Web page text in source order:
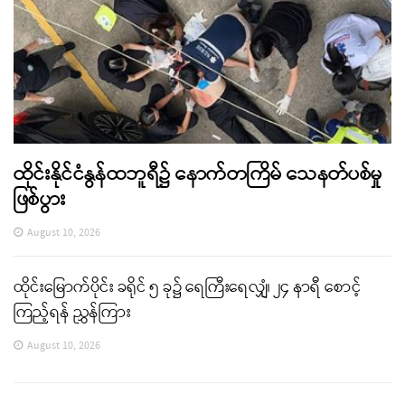
ထိုင်းနိုင်ငံနွန်ထဘူရီ၌ နောက်တကြိမ် သေနတ်ပစ်မှု
ဖြစ်ပွား
August 10, 2026
ထိုင်းမြောက်ပိုင်း ခရိုင် ၅ ခု၌ ရေကြီးရေလျှံ၊ ၂၄ နာရီ စောင့်
ကြည့်ရန် ညွှန်ကြား
August 10, 2026